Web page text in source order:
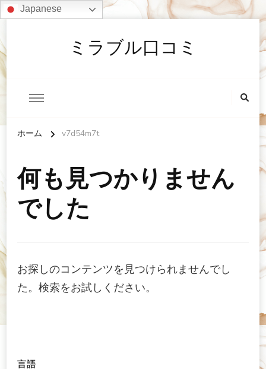
Japanese
ミラブル口コミ
ホーム v7d54m7t
何も見つかりません
でした
お探しのコンテンツを見つけられませんでし
た。検索をお試しください。
言語